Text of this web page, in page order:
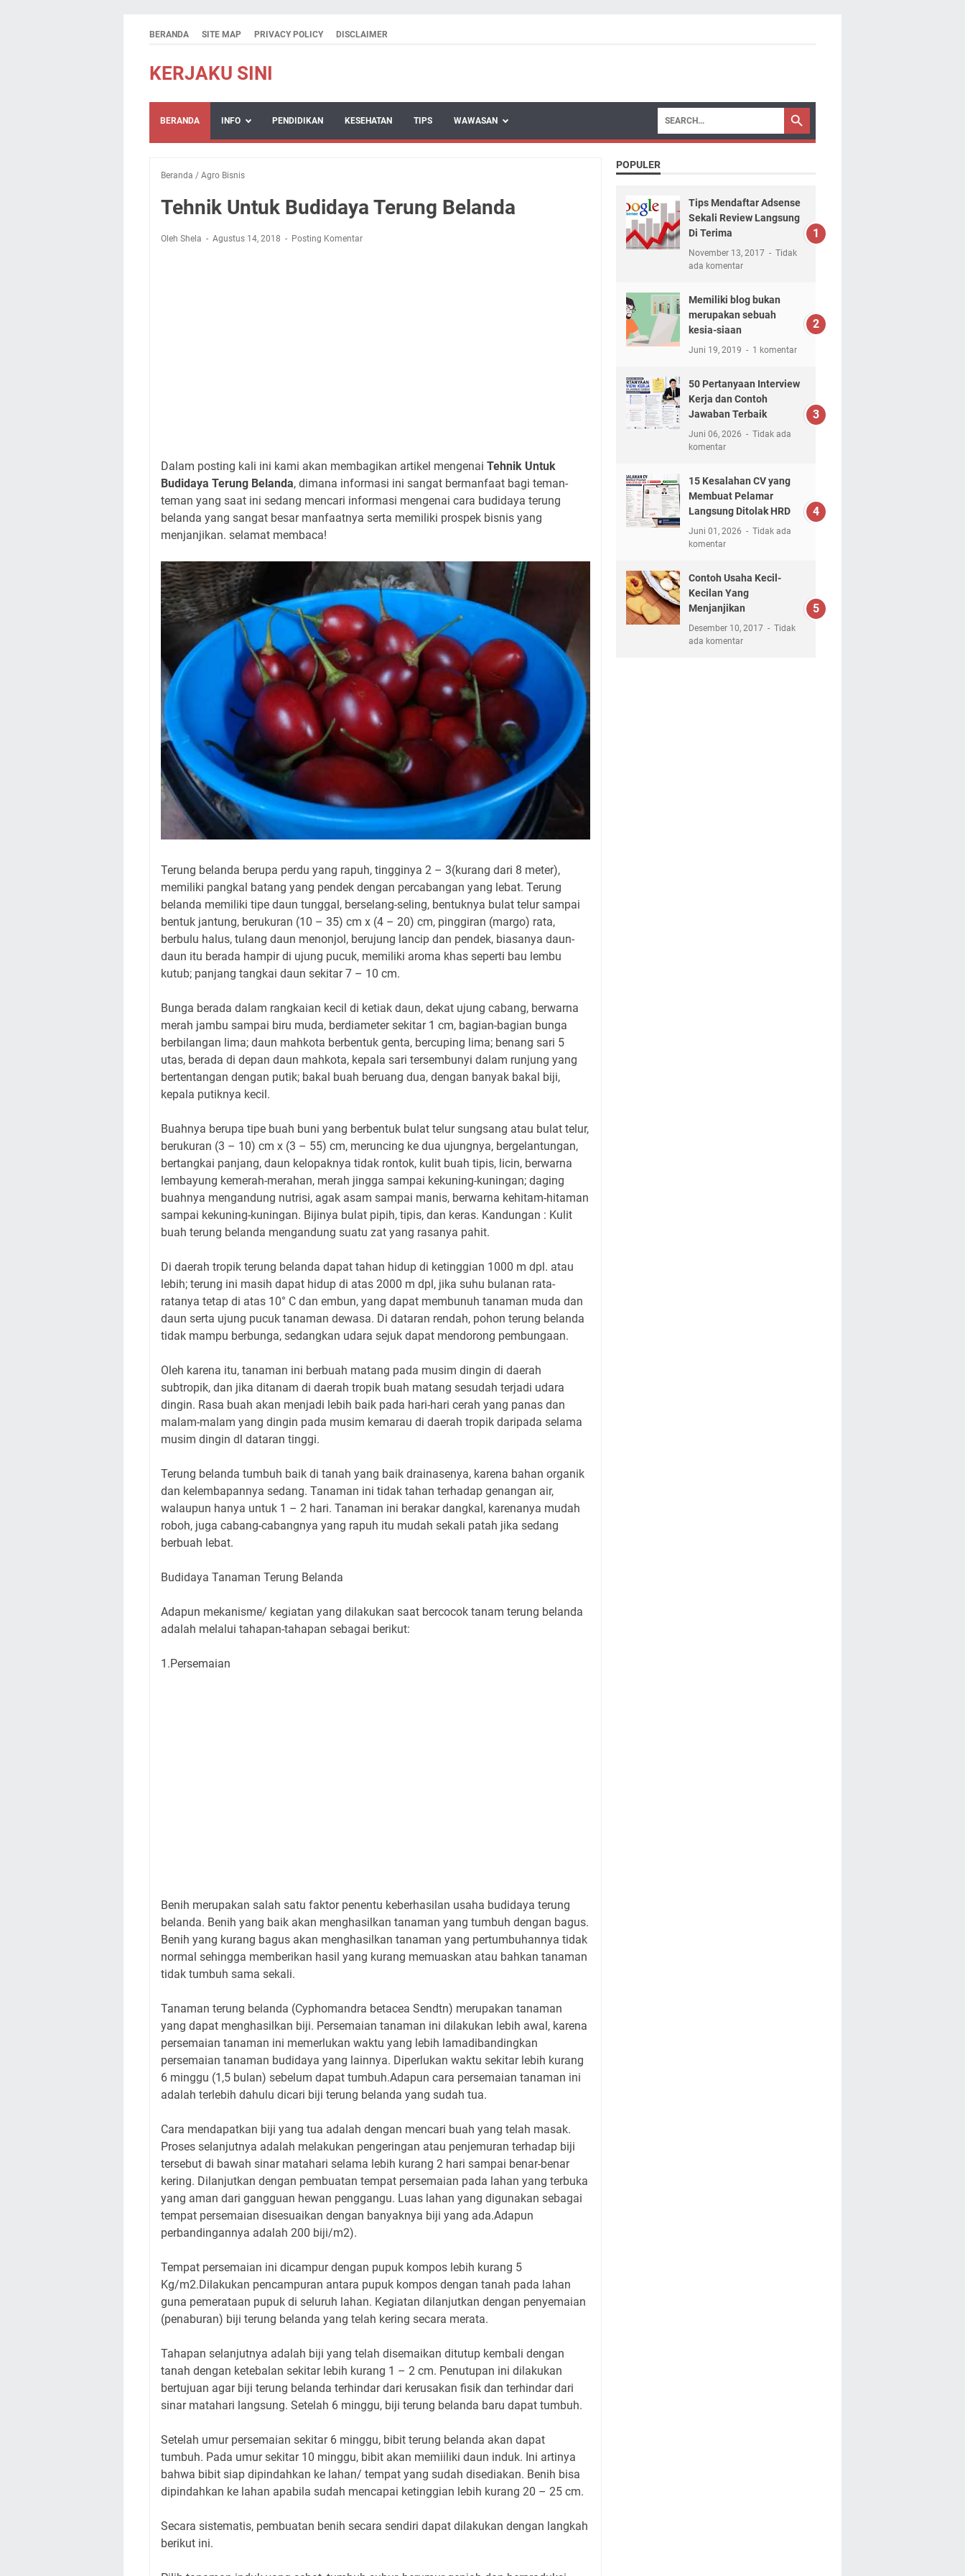
BERANDA SITE MAP PRIVACY POLICY DISCLAIMER
KERJAKU SINI
BERANDA INFO PENDIDIKAN KESEHATAN TIPS WAWASAN
Beranda / Agro Bisnis
Tehnik Untuk Budidaya Terung Belanda
Oleh Shela Agustus 14, 2018 Posting Komentar
Dalam posting kali ini kami akan membagikan artikel mengenai Tehnik Untuk
Budidaya Terung Belanda, dimana informasi ini sangat bermanfaat bagi teman-
teman yang saat ini sedang mencari informasi mengenai cara budidaya terung
belanda yang sangat besar manfaatnya serta memiliki prospek bisnis yang
menjanjikan. selamat membaca!
Terung belanda berupa perdu yang rapuh, tingginya 2 – 3(kurang dari 8 meter),
memiliki pangkal batang yang pendek dengan percabangan yang lebat. Terung
belanda memiliki tipe daun tunggal, berselang-seling, bentuknya bulat telur sampai
bentuk jantung, berukuran (10 – 35) cm x (4 – 20) cm, pinggiran (margo) rata,
berbulu halus, tulang daun menonjol, berujung lancip dan pendek, biasanya daun-
daun itu berada hampir di ujung pucuk, memiliki aroma khas seperti bau lembu
kutub; panjang tangkai daun sekitar 7 – 10 cm.
Bunga berada dalam rangkaian kecil di ketiak daun, dekat ujung cabang, berwarna
merah jambu sampai biru muda, berdiameter sekitar 1 cm, bagian-bagian bunga
berbilangan lima; daun mahkota berbentuk genta, bercuping lima; benang sari 5
utas, berada di depan daun mahkota, kepala sari tersembunyi dalam runjung yang
bertentangan dengan putik; bakal buah beruang dua, dengan banyak bakal biji,
kepala putiknya kecil.
Buahnya berupa tipe buah buni yang berbentuk bulat telur sungsang atau bulat telur,
berukuran (3 – 10) cm x (3 – 55) cm, meruncing ke dua ujungnya, bergelantungan,
bertangkai panjang, daun kelopaknya tidak rontok, kulit buah tipis, licin, berwarna
lembayung kemerah-merahan, merah jingga sampai kekuning-kuningan; daging
buahnya mengandung nutrisi, agak asam sampai manis, berwarna kehitam-hitaman
sampai kekuning-kuningan. Bijinya bulat pipih, tipis, dan keras. Kandungan : Kulit
buah terung belanda mengandung suatu zat yang rasanya pahit.
Di daerah tropik terung belanda dapat tahan hidup di ketinggian 1000 m dpl. atau
lebih; terung ini masih dapat hidup di atas 2000 m dpl, jika suhu bulanan rata-
ratanya tetap di atas 10° C dan embun, yang dapat membunuh tanaman muda dan
daun serta ujung pucuk tanaman dewasa. Di dataran rendah, pohon terung belanda
tidak mampu berbunga, sedangkan udara sejuk dapat mendorong pembungaan.
Oleh karena itu, tanaman ini berbuah matang pada musim dingin di daerah
subtropik, dan jika ditanam di daerah tropik buah matang sesudah terjadi udara
dingin. Rasa buah akan menjadi lebih baik pada hari-hari cerah yang panas dan
malam-malam yang dingin pada musim kemarau di daerah tropik daripada selama
musim dingin dl dataran tinggi.
Terung belanda tumbuh baik di tanah yang baik drainasenya, karena bahan organik
dan kelembapannya sedang. Tanaman ini tidak tahan terhadap genangan air,
walaupun hanya untuk 1 – 2 hari. Tanaman ini berakar dangkal, karenanya mudah
roboh, juga cabang-cabangnya yang rapuh itu mudah sekali patah jika sedang
berbuah lebat.
Budidaya Tanaman Terung Belanda
Adapun mekanisme/ kegiatan yang dilakukan saat bercocok tanam terung belanda
adalah melalui tahapan-tahapan sebagai berikut:
1.Persemaian
Benih merupakan salah satu faktor penentu keberhasilan usaha budidaya terung
belanda. Benih yang baik akan menghasilkan tanaman yang tumbuh dengan bagus.
Benih yang kurang bagus akan menghasilkan tanaman yang pertumbuhannya tidak
normal sehingga memberikan hasil yang kurang memuaskan atau bahkan tanaman
tidak tumbuh sama sekali.
Tanaman terung belanda (Cyphomandra betacea Sendtn) merupakan tanaman
yang dapat menghasilkan biji. Persemaian tanaman ini dilakukan lebih awal, karena
persemaian tanaman ini memerlukan waktu yang lebih lamadibandingkan
persemaian tanaman budidaya yang lainnya. Diperlukan waktu sekitar lebih kurang
6 minggu (1,5 bulan) sebelum dapat tumbuh.Adapun cara persemaian tanaman ini
adalah terlebih dahulu dicari biji terung belanda yang sudah tua.
Cara mendapatkan biji yang tua adalah dengan mencari buah yang telah masak.
Proses selanjutnya adalah melakukan pengeringan atau penjemuran terhadap biji
tersebut di bawah sinar matahari selama lebih kurang 2 hari sampai benar-benar
kering. Dilanjutkan dengan pembuatan tempat persemaian pada lahan yang terbuka
yang aman dari gangguan hewan penggangu. Luas lahan yang digunakan sebagai
tempat persemaian disesuaikan dengan banyaknya biji yang ada.Adapun
perbandingannya adalah 200 biji/m2).
Tempat persemaian ini dicampur dengan pupuk kompos lebih kurang 5
Kg/m2.Dilakukan pencampuran antara pupuk kompos dengan tanah pada lahan
guna pemerataan pupuk di seluruh lahan. Kegiatan dilanjutkan dengan penyemaian
(penaburan) biji terung belanda yang telah kering secara merata.
Tahapan selanjutnya adalah biji yang telah disemaikan ditutup kembali dengan
tanah dengan ketebalan sekitar lebih kurang 1 – 2 cm. Penutupan ini dilakukan
bertujuan agar biji terung belanda terhindar dari kerusakan fisik dan terhindar dari
sinar matahari langsung. Setelah 6 minggu, biji terung belanda baru dapat tumbuh.
Setelah umur persemaian sekitar 6 minggu, bibit terung belanda akan dapat
tumbuh. Pada umur sekitar 10 minggu, bibit akan memiiliki daun induk. Ini artinya
bahwa bibit siap dipindahkan ke lahan/ tempat yang sudah disediakan. Benih bisa
dipindahkan ke lahan apabila sudah mencapai ketinggian lebih kurang 20 – 25 cm.
Secara sistematis, pembuatan benih secara sendiri dapat dilakukan dengan langkah
berikut ini.
POPULER
Tips Mendaftar Adsense
Sekali Review Langsung
Di Terima
November 13, 2017
Tidak
ada komentar
Memiliki blog bukan
merupakan sebuah
kesia-siaan
Juni 19, 2019 1 komentar
50 Pertanyaan Interview
Kerja dan Contoh
Jawaban Terbaik
Juni 06, 2026
Tidak ada
komentar
15 Kesalahan CV yang
Membuat Pelamar
Langsung Ditolak HRD
Juni 01, 2026
Tidak ada
komentar
Contoh Usaha Kecil-
Kecilan Yang
Menjanjikan
Desember 10, 2017
Tidak
ada komentar